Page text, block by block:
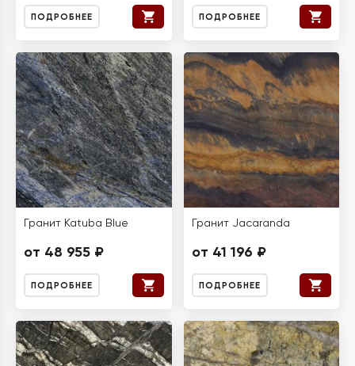
ПОДРОБНЕЕ ПОДРОБНЕЕ
Гранит Katuba Blue
от 48 955 ₽
ПОДРОБНЕЕ
Гранит Jacaranda
от 41 196 ₽
ПОДРОБНЕЕ